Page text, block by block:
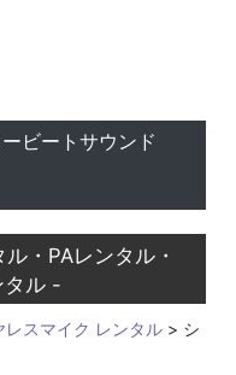
・楽器レ
ビートサウンド
・PAレンタル・
タル -
レスマイク レンタル > シ